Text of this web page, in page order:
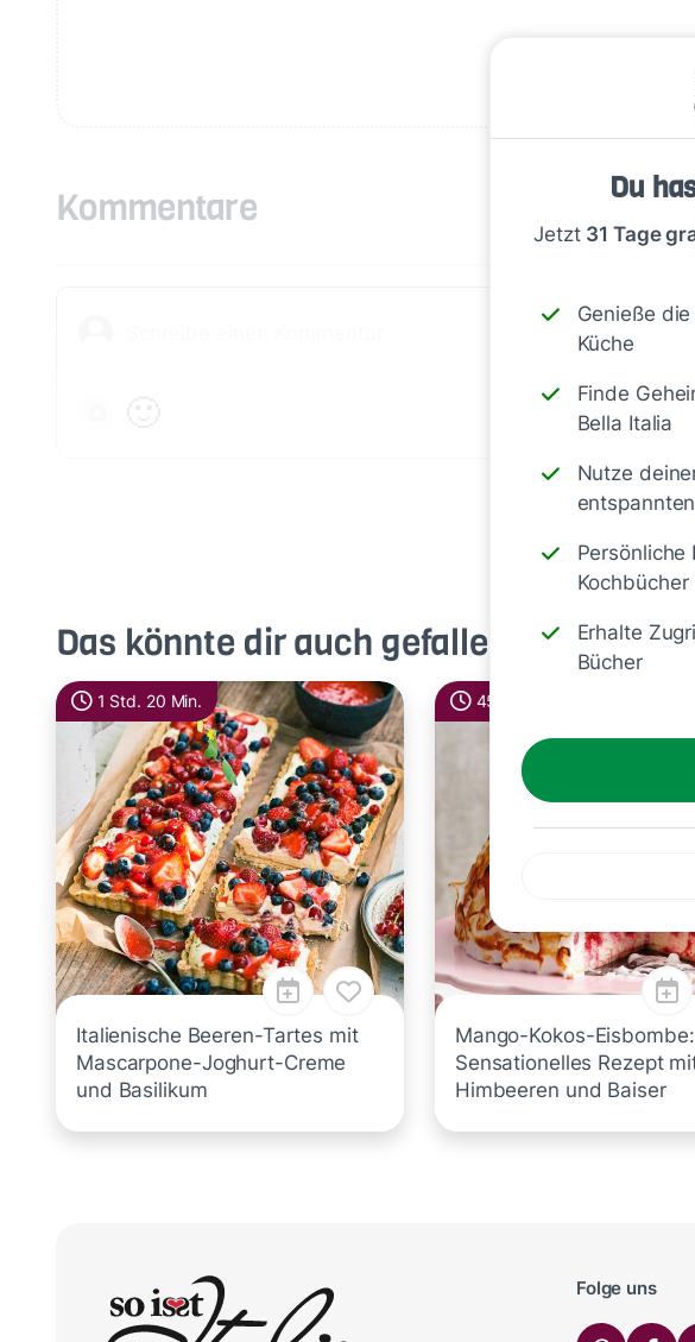
Du
Jetzt 31 Tage
Genieße
Küche
Finde
Bella Italia
Nutze
Persönliche
Kochbücher
Erhalte
Bücher
Kommentare
🙂
Das könnte dir auch gefallen
1 Std. 20 Min.
Italienische Beeren-Tartes mit
Mascarpone-Joghurt-Creme
und Basilikum
45 Min.
Mango-Kokos-Eisbombe:
Sensationelles Rezept
Himbeeren und Baiser
Folge uns